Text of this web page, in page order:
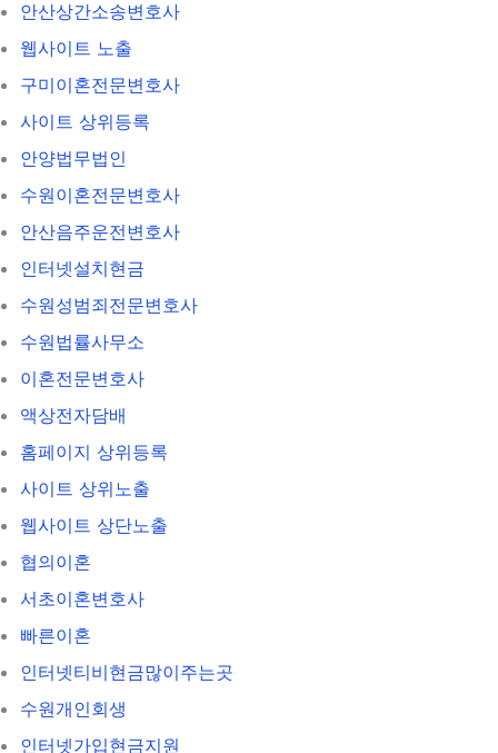
안산상간소송변호사
웹사이트 노출
구미이혼전문변호사
사이트 상위등록
안양법무법인
수원이혼전문변호사
안산음주운전변호사
인터넷설치현금
수원성범죄전문변호사
수원법률사무소
이혼전문변호사
액상전자담배
홈페이지 상위등록
사이트 상위노출
웹사이트 상단노출
협의이혼
서초이혼변호사
빠른이혼
인터넷티비현금많이주는곳
수원개인회생
인터넷가입현금지원